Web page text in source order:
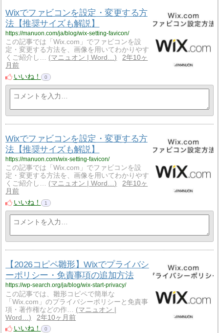
Wixでファビコンを設定・変更する方
法【推奨サイズも解説】
https://manuon.com/ja/blog/wix-setting-favicon/
この記事では「Wix.com」でファビコンを設
定・変更する方法を、画像を用いてわかりやす
くご紹介し…
マニュオン | Word…
2年10ヶ
月前
いいね！
0
Wixでファビコンを設定・変更する方
法【推奨サイズも解説】
https://manuon.com/wix-setting-favicon/
この記事では「Wix.com」でファビコンを設
定・変更する方法を、画像を用いてわかりやす
くご紹介し…
マニュオン | Word…
2年10ヶ
月前
いいね！
1
【2026コピペ雛形】Wixでプライバシ
ーポリシー・免責事項の追加方法
https://wp-search.org/ja/blog/wix-start-privacy/
この記事では、雛形コピペで簡単な
「Wix.com」のプライバシーポリシーと免責事
項・著作権などの作…
マニュオン |
Word…
2年10ヶ月前
いいね！
0